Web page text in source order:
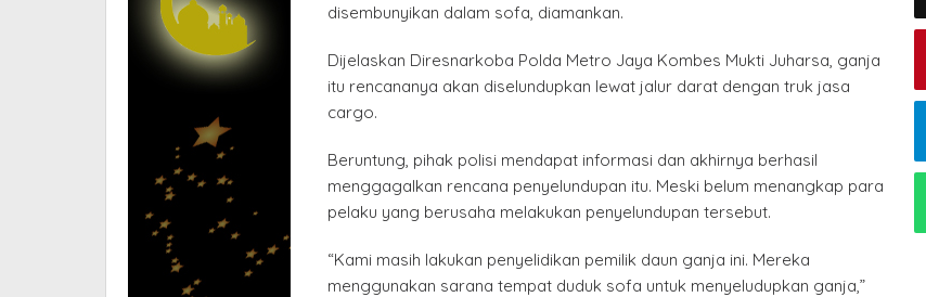
disembunyikan dalam sofa, diamankan.
Dijelaskan Diresnarkoba Polda Metro Jaya Kombes Mukti Juharsa, ganja
itu rencananya akan diselundupkan lewat jalur darat dengan truk jasa
cargo.
Beruntung, pihak polisi mendapat informasi dan akhirnya berhasil
menggagalkan rencana penyelundupan itu. Meski belum menangkap para
pelaku yang berusaha melakukan penyelundupan tersebut.
“Kami masih lakukan penyelidikan pemilik daun ganja ini. Mereka
menggunakan sarana tempat duduk sofa untuk menyeludupkan ganja,”